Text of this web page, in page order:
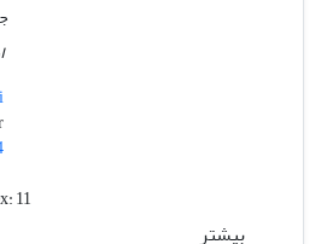
sbastani
11
بیشتر